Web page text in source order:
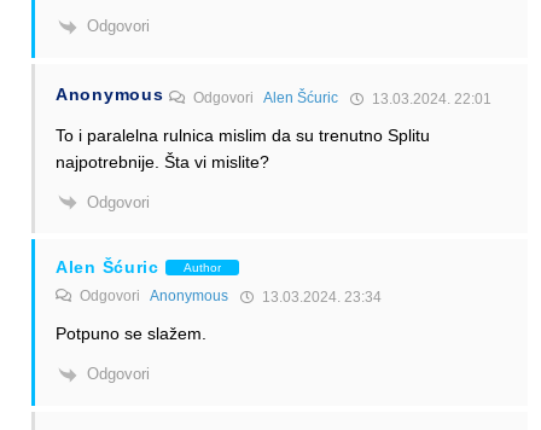
Odgovori
Anonymous OdgovoriAlen Šćuric 13.03.2024. 22:01
To i paralelna rulnica mislim da su trenutno Splitu
najpotrebnije. Šta vi mislite?
Odgovori
Alen Šćuric Author
Odgovori Anonymous 13.03.2024. 23:34
Potpuno se slažem.
Odgovori